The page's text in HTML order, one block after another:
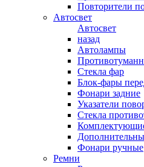
Повторители
Автосвет
Автосвет
назад
Автолампы
Стекла фар
Блок-фары
Фонари задние
Указатели
Стекла
Фонари ручные
Ремни